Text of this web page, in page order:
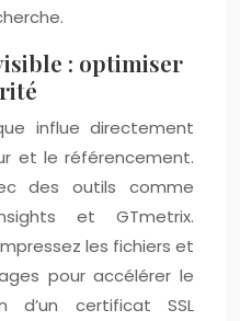
: optimiser
influe directement
et le référencement.
des outils comme
et GTmetrix.
les fichiers et
pour accélérer le
d’un certificat SSL